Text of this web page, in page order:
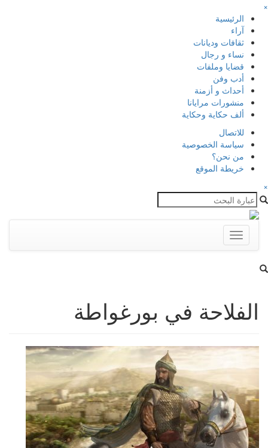
×
الرئيسية
آراء
ثقافات وديانات
نساء و رجال
قضايا وملفات
أدب وفن
أحداث و أزمنة
منشورات مرايانا
ألف حكاية وحكاية
للاتصال
سياسة الخصوصية
من نحن؟
خريطة الموقع
×
Toggle
navigation
الفلاحة في بورغواطة